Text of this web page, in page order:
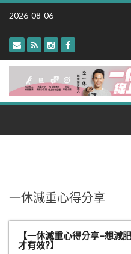
Skip
2026-08-06
一休減重心得分享
【一休減重心得分享–想減
才有效?】